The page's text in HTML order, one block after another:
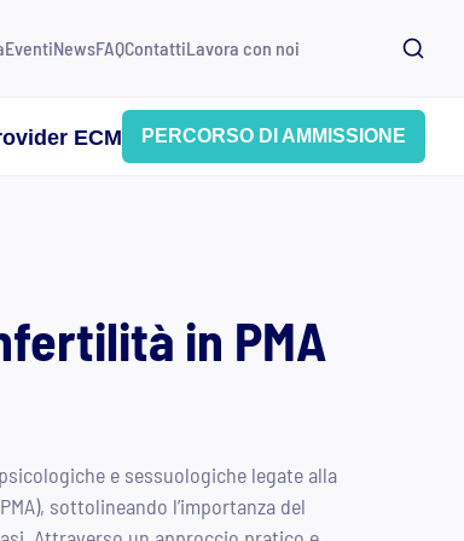
EventiNewsFAQContattiLavora con noi
ECM PERCORSO DI AMMISSIONE
in PMA
e sessuologiche legate alla
sottolineando l’importanza del